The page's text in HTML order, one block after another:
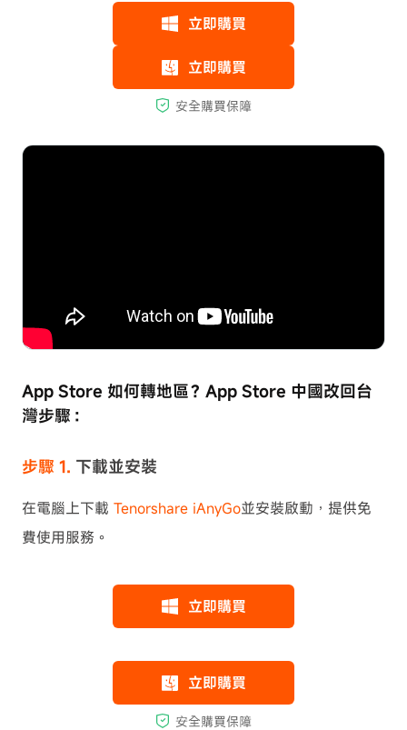
App Store 如何轉地區？App Store 中國改回台
灣步驟：
步驟 1. 下載並安裝
在電腦上下載 Tenorshare iAnyGo並安裝啟動，提供免
費使用服務。